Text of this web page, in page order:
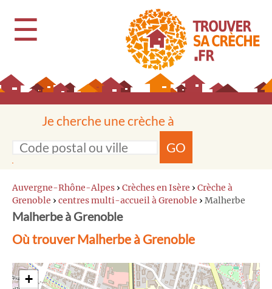
☰
Je cherche une crèche à
GO
Auvergne-Rhône-Alpes › Crèches en Isère › Crèche à
Grenoble › centres multi-accueil à Grenoble › Malherbe
Malherbe à Grenoble
Où trouver Malherbe à Grenoble
+